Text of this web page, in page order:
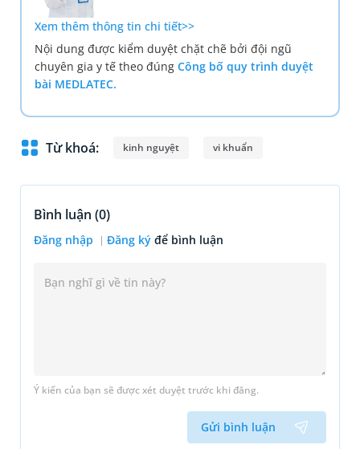
Xem thêm thông tin chi tiết>>
Nội dung được kiểm duyệt chặt chẽ bởi đội ngũ
chuyên gia y tế theo đúng Công bố quy trình duyệt
bài MEDLATEC.
Từ khoá: kinh nguyệt vi khuẩn
Bình luận (0)
Đăng nhập Đăng ký để bình luận
Ý kiến của bạn sẽ được xét duyệt trước khi đăng.
Gửi bình luận